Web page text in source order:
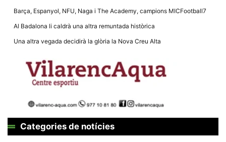
Barça, Espanyol, NFU, Naga i The Academy, campions MICFootball7
Al Badalona li caldrà una altra remuntada històrica
Una altra vegada decidirà la glòria la Nova Creu Alta
Categories de notícies
per a millorar
la funcionalitat
i la seva
Experiència
d'usuari
Alguns
nostre lloc web
emmagatzemen
dades en el seu